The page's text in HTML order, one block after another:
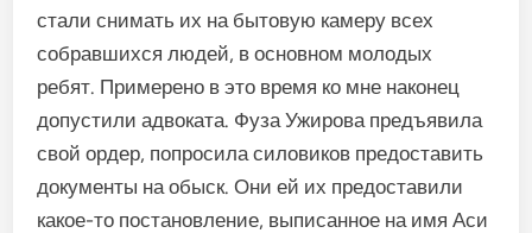
стали снимать их на бытовую камеру всех
собравшихся людей, в основном молодых
ребят. Примерено в это время ко мне наконец
допустили адвоката. Фуза Ужирова предъявила
свой ордер, попросила силовиков предоставить
документы на обыск. Они ей их предоставили
какое-то постановление, выписанное на имя Аси